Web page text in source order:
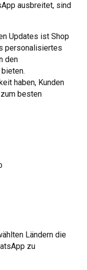
ausbreitet, sind
Updates ist Shop
personalisiertes
den
haben, Kunden
besten
Ländern die
zu